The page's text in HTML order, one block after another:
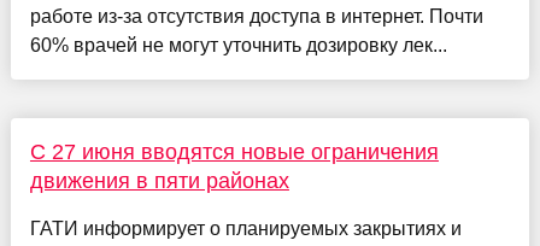
работе из-за отсутствия доступа в интернет. Почти
60% врачей не могут уточнить дозировку лек...
C 27 июня вводятся новые ограничения
движения в пяти районах
ГАТИ информирует о планируемых закрытиях и